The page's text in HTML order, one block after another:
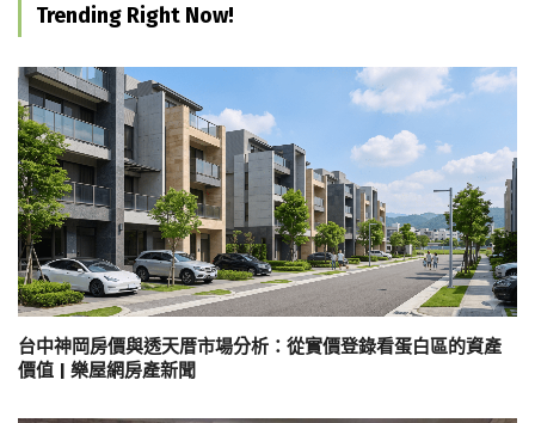
Trending Right Now!
台中神岡房價與透天厝市場分析：從實價登錄看蛋白區的資產
價值 | 樂屋網房產新聞